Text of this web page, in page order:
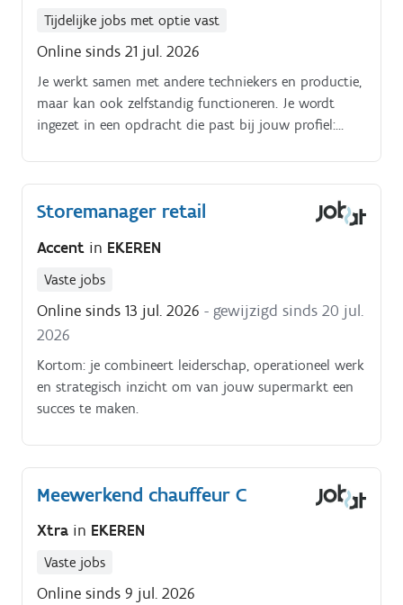
voor en na uitvoering Deelnemen aan
partijen Rapporteren van voortgang en technische
aandachtspunten
Tijdelijke jobs met optie vast
Online sinds 21 jul. 2026
Je werkt samen met andere techniekers en productie,
maar kan ook zelfstandig functioneren. Je wordt
ingezet in een opdracht die past bij jouw profiel:
Storemanager retail
Accent in EKEREN
Vaste jobs
Online sinds 13 jul. 2026 - gewijzigd sinds 20 jul.
2026
Kortom: je combineert leiderschap, operationeel werk
en strategisch inzicht om van jouw supermarkt een
succes te maken.
Meewerkend chauffeur C
Xtra in EKEREN
Vaste jobs
Online sinds 9 jul. 2026